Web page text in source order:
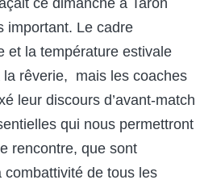
important. Le cadre
et la température estivale
la rêverie, mais les coaches
leur discours d’avant-match
qui nous permettront
rencontre, que sont
combattivité de tous les